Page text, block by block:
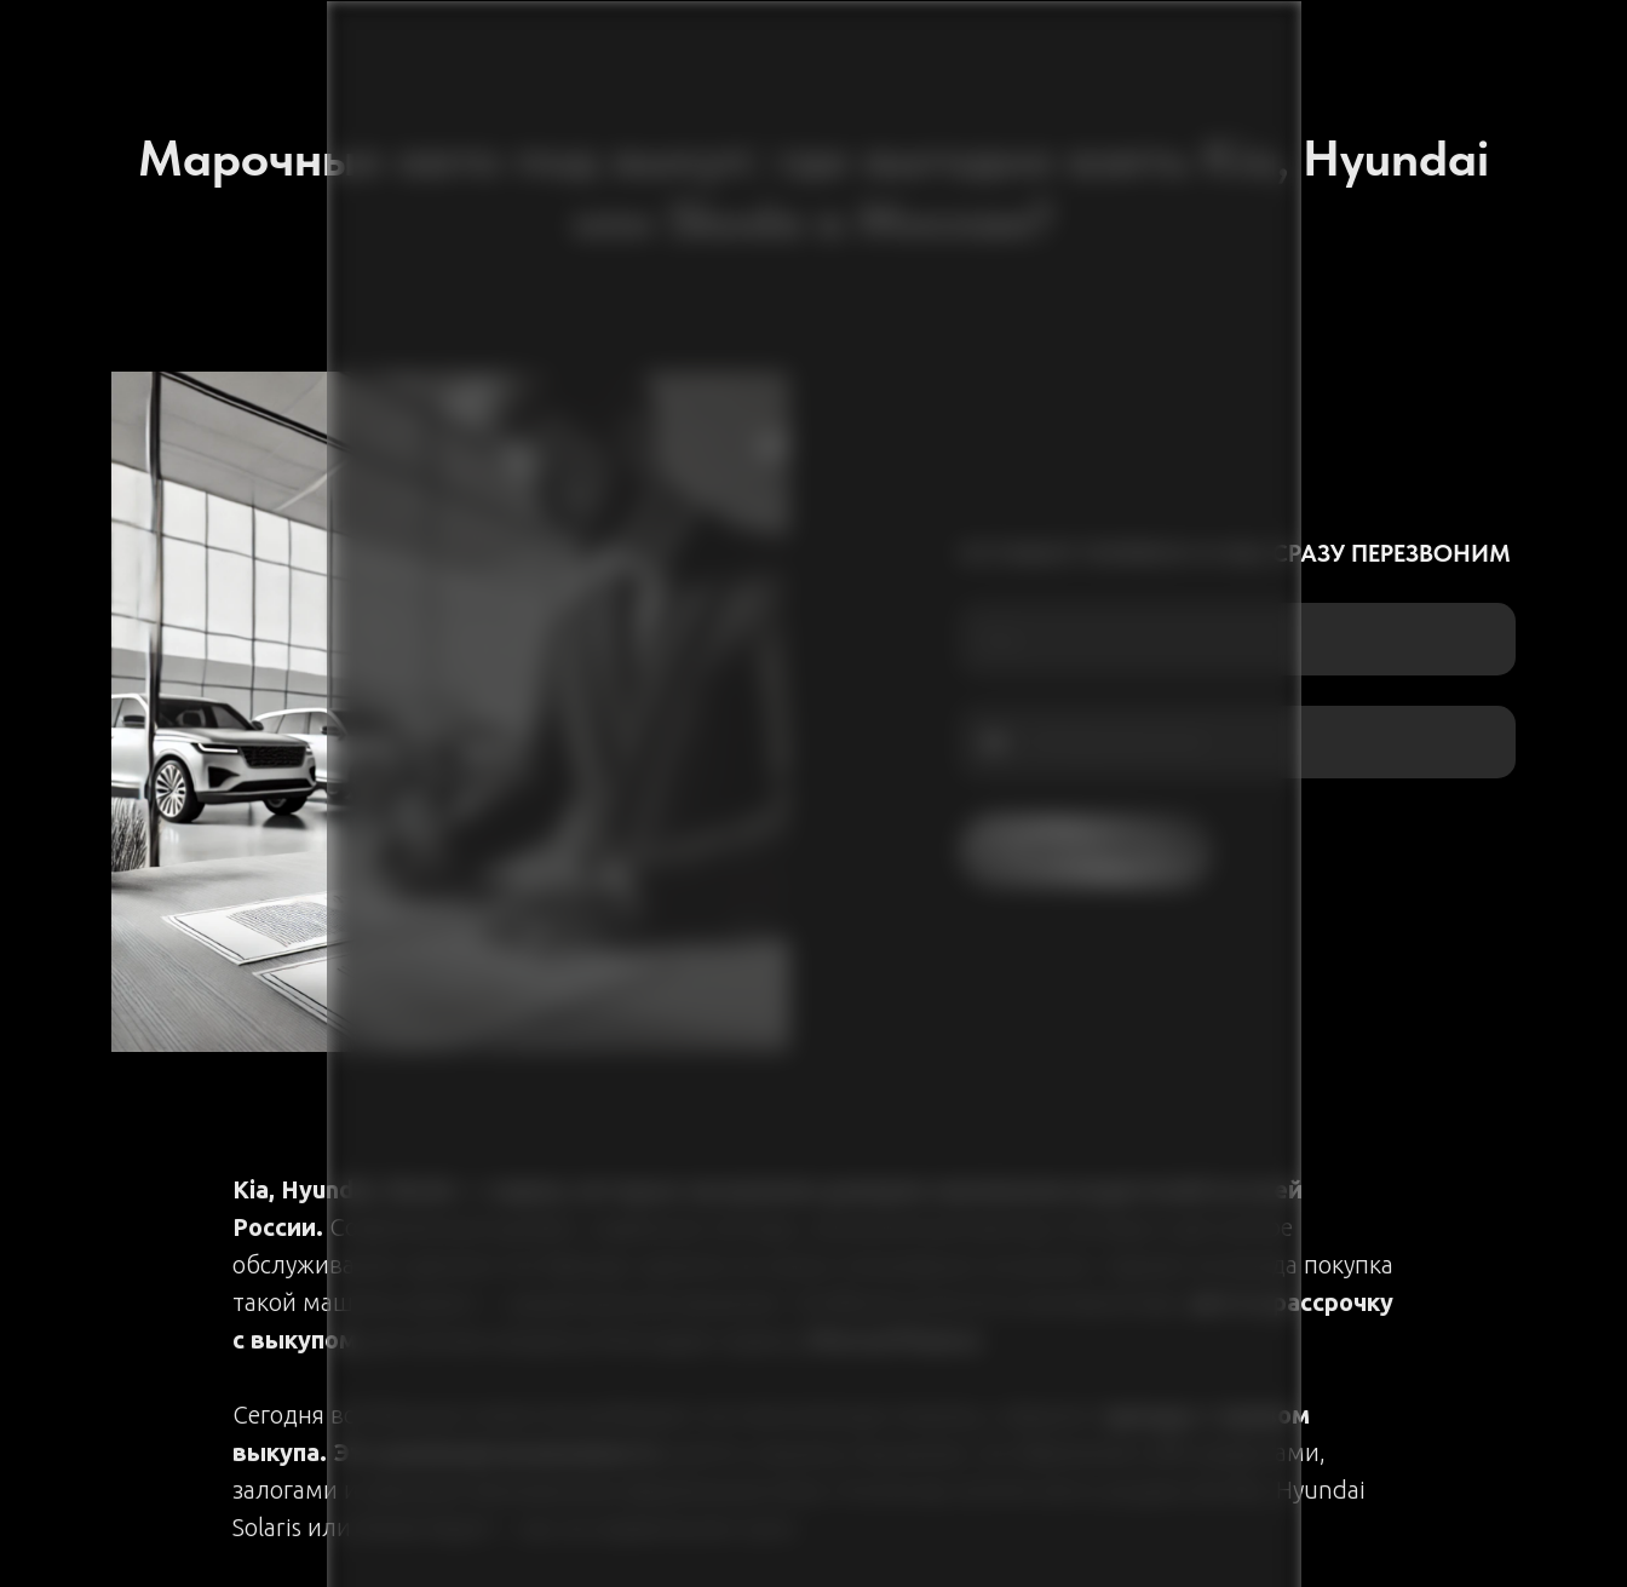
Марочные авто под выкуп: где выгодно взять Kia, Hyundai
ОСТАВЬТЕ ТЕЛЕФОН И МЫ СРАЗУ ПЕРЕЗВОНИМ
Kia, Hyundai, Skoda — марки, которые заслужили доверие миллионов водителей по всей
России. Современный дизайн, надёжные моторы, экономичный расход топлива и доступное
обслуживание сделали эти бренды одними из самых популярных на рынке. Однако не всегда покупка
такой машины разом — рациональное решение. Особенно если есть альтернатива:
авто в рассрочку
с выкупом,
Сегодня всё больше клиентов выбирают не классическую покупку, а формат
аренды с правом
выкупа. Это реальная возможность
купить машину под выкуп, не обременяя себя кредитами,
залогами и прочими банковскими формальностями. И если вы хотите сесть за руль Kia Rio, Hyundai
Solaris или Skoda Rapid — вы на правильном пути.